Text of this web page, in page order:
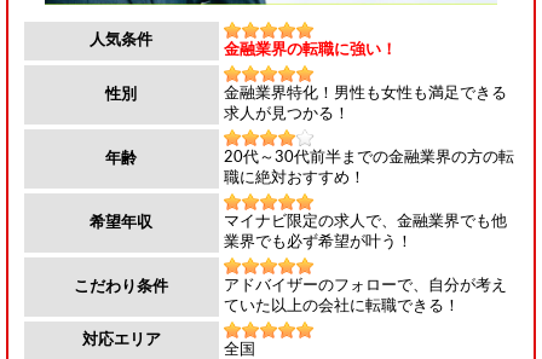
人気条件
金融業界の転職に強い！
性別
金融業界特化！男性も女性も満足できる
求人が見つかる！
年齢
20代～30代前半までの金融業界の方の転
職に絶対おすすめ！
希望年収
マイナビ限定の求人で、金融業界でも他
業界でも必ず希望が叶う！
こだわり条件
アドバイザーのフォローで、自分が考え
ていた以上の会社に転職できる！
対応エリア
全国